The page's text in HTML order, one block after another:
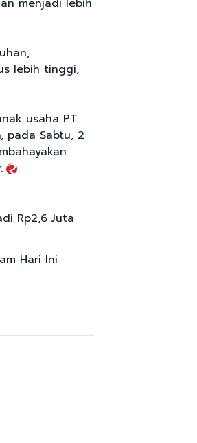
menjadi lebih
lebih tinggi,
usaha PT
pada Sabtu, 2
Rp2,6 Juta
Hari Ini